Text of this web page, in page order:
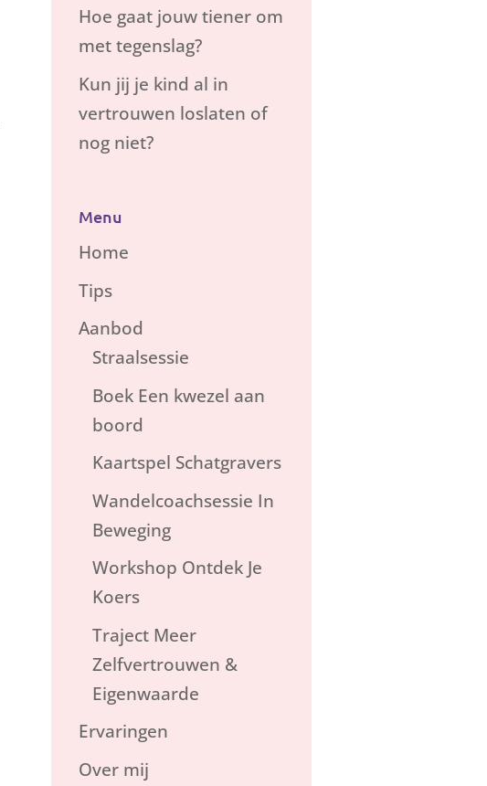
Hoe gaat jouw tiener om
met tegenslag?
Kun jij je kind al in
vertrouwen loslaten of
nog niet?
Menu
Home
Tips
Aanbod
Straalsessie
Boek Een kwezel aan
boord
Kaartspel Schatgravers
Wandelcoachsessie In
Beweging
Workshop Ontdek Je
Koers
Traject Meer
Zelfvertrouwen &
Eigenwaarde
Ervaringen
Over mij